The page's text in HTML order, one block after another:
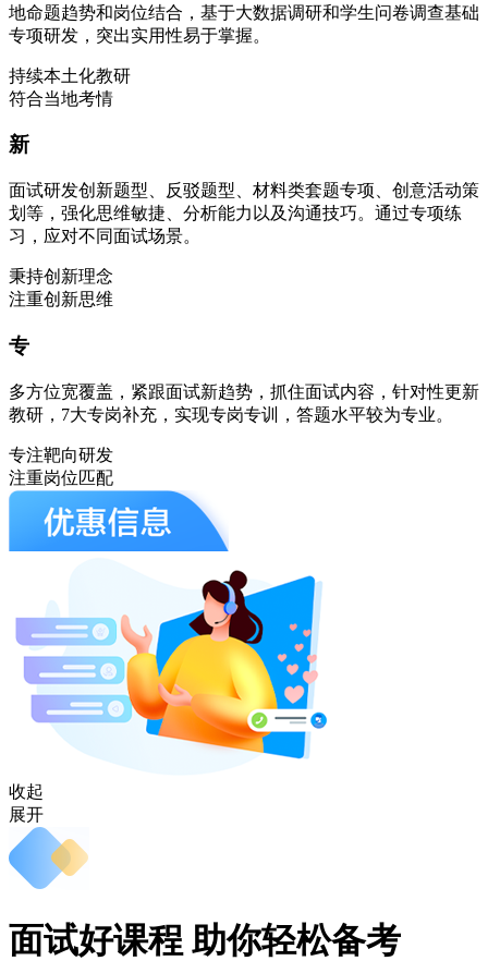
地命题趋势和岗位结合，基于大数据调研和学生问卷调查基础
专项研发，突出实用性易于掌握。
持续本土化教研
符合当地考情
新
面试研发创新题型、反驳题型、材料类套题专项、创意活动策
划等，强化思维敏捷、分析能力以及沟通技巧。通过专项练
习，应对不同面试场景。
秉持创新理念
注重创新思维
专
多方位宽覆盖，紧跟面试新趋势，抓住面试内容，针对性更新
教研，7大专岗补充，实现专岗专训，答题水平较为专业。
专注靶向研发
注重岗位匹配
收起
展开
面试好课程 助你轻松备考